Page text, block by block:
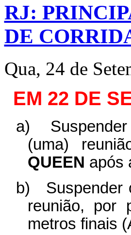
RJ:
DE
Qua, 24 de
EM 22 DE
a)
(uma)
QUEEN após
b)
reunião, por
metros finais